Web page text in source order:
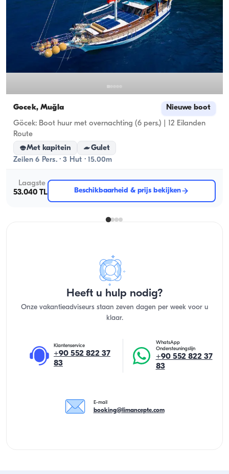
Gocek, Muğla Nieuwe boot
Göcek: Boot huur met overnachting (6 pers.) | 12 Eilanden
Route
Met kapitein
Gulet
Zeilen 6 Pers. · 3 Hut · 15.00m
Laagste
53.040 TL
Beschikbaarheid & prijs bekijken
Heeft u hulp nodig?
Onze vakantieadviseurs staan zeven dagen per week voor u
klaar.
Klantenservice
+90 552 822 37
83
WhatsApp
Ondersteuningslijn
+90 552 822 37
83
E-mail
booking@limancepte.com